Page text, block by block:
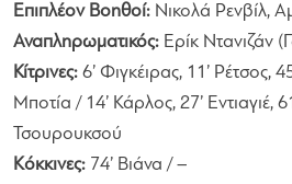
Επιπλέον Βοηθοί: Νικολά Ρενβίλ,
Αναπληρωματικός: Ερίκ Ντανιζάν
Κίτρινες: 6’ Φιγκέιρας, 11’ Ρέτσος,
Μποτία / 14’ Κάρλος, 27’ Εντιαγιέ,
Τσουρουκσού
Κόκκινες: 74’ Βιάνα / –